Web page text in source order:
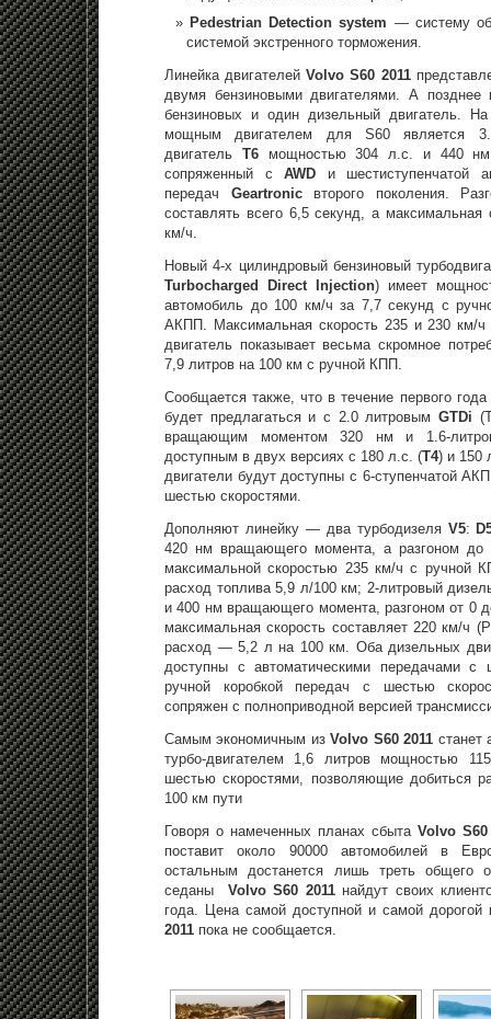
Pedestrian Detection system — систему
системой экстренного торможения.
Линейка двигателейVolvo S60 2011
двумя бензиновыми двигателями. А
бензиновых и один дизельный двигатель.
мощным двигателем для S60 является
двигатель T6мощностью 304 л.с. и 440 нм
сопряженный с AWD и шестиступенчатой
передач Geartronic второго поколения.
составлять всего 6,5 секунд, а максимальная
км/ч.
Новый 4-х цилиндровый бензиновый
Turbocharged Direct Injection) имеет
автомобиль до 100 км/ч за 7,7 секунд с
АКПП. Максимальная скорость 235 и 230 км/ч
двигатель показывает весьма скромное
7,9 литров на 100 км с ручной КПП.
Сообщается также, что в течение первого
будет предлагаться и с 2.0 литровымGTDi
вращающим моментом 320 нм и 1.6-
доступным в двух версиях с 180 л.с. (T4) и 150
двигатели будут доступны с 6-ступенчатой
шестью скоростями.
Дополняют линейку — два турбодизеля V5:
420 нм вращающего момента, а разгоном
максимальной скоростью 235 км/ч с
расход топлива 5,9 л/100 км; 2-литровый
и 400 нм вращающего момента, разгоном от 0
максимальная скорость составляет 220 км/ч
расход — 5,2 л на 100 км. Оба дизельных
доступны с автоматическими передачами с
ручной коробкой передач с шестью
сопряжен с полноприводной версией
Самым экономичным изVolvo S60 2011 станет
турбо-двигателем 1,6 литров мощностью
шестью скоростями, позволяющие добиться
100 км пути
Говоря о намеченных планах сбыта Volvo S60
поставит около 90000 автомобилей в
остальным достанется лишь треть общего
седаны Volvo S60 2011 найдут своих
года. Цена самой доступной и самой дорогой
2011 пока не сообщается.